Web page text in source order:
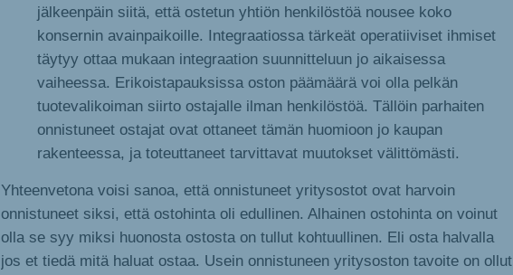
jälkeenpäin siitä, että ostetun yhtiön henkilöstöä nousee koko
konsernin avainpaikoille. Integraatiossa tärkeät operatiiviset ihmiset
täytyy ottaa mukaan integraation suunnitteluun jo aikaisessa
vaiheessa. Erikoistapauksissa oston päämäärä voi olla pelkän
tuotevalikoiman siirto ostajalle ilman henkilöstöä. Tällöin parhaiten
onnistuneet ostajat ovat ottaneet tämän huomioon jo kaupan
rakenteessa, ja toteuttaneet tarvittavat muutokset välittömästi.
Yhteenvetona voisi sanoa, että onnistuneet yritysostot ovat harvoin
onnistuneet siksi, että ostohinta oli edullinen. Alhainen ostohinta on voinut
olla se syy miksi huonosta ostosta on tullut kohtuullinen. Eli osta halvalla
jos et tiedä mitä haluat ostaa. Usein onnistuneen yritysoston tavoite on ollut